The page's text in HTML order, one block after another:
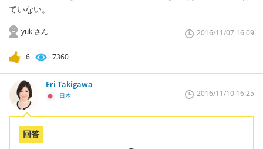
ていない。
yukiさん 2016/11/07 16:09
6 7360
Eri Takigawa
日本 2016/11/10 16:25
回答